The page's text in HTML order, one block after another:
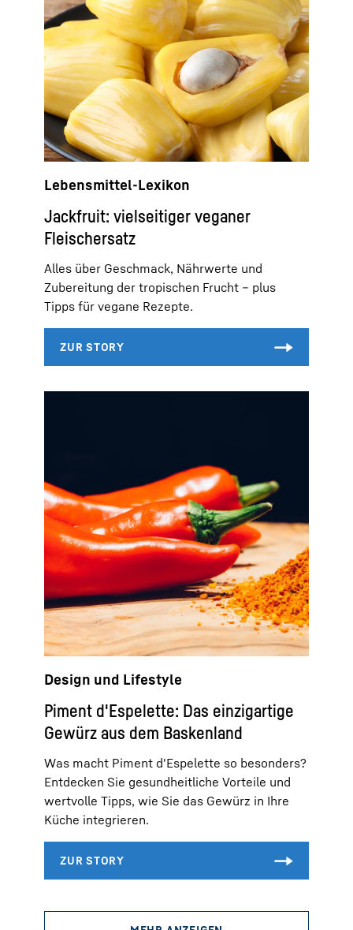
Lebensmittel-Lexikon
Jackfruit: vielseitiger veganer
Fleischersatz
Alles über Geschmack, Nährwerte und
Zubereitung der tropischen Frucht – plus
Tipps für vegane Rezepte.
Design und Lifestyle
Piment d'Espelette: Das einzigartige
Gewürz aus dem Baskenland
Was macht Piment d'Espelette so besonders?
Entdecken Sie gesundheitliche Vorteile und
wertvolle Tipps, wie Sie das Gewürz in Ihre
Küche integrieren.